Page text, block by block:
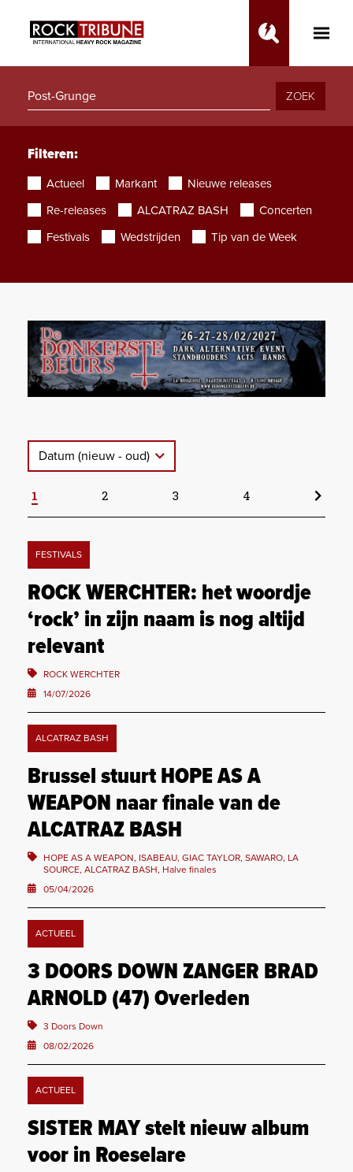
Toggle
ZOEK
Filteren:
Actueel Markant
Nieuwe releases
Re-releases
ALCATRAZ BASH
Concerten
Festivals
Wedstrijden Tip van de Week
Datum (nieuw - oud)
1 2 3 4
FESTIVALS
ROCK WERCHTER: het woordje
‘rock’ in zijn naam is nog altijd
relevant
ROCK WERCHTER
14/07/2026
ALCATRAZ BASH
Brussel stuurt HOPE AS A
WEAPON naar finale van de
ALCATRAZ BASH
HOPE AS A WEAPON, ISABEAU, GIAC TAYLOR, SAWARO, LA
SOURCE, ALCATRAZ BASH, Halve finales
05/04/2026
ACTUEEL
3 DOORS DOWN ZANGER BRAD
ARNOLD (47) Overleden
3 Doors Down
08/02/2026
ACTUEEL
SISTER MAY stelt nieuw album
voor in Roeselare